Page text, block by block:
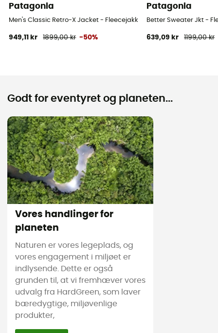
Patagonia
Men's Classic Retro-X Jacket - Fleecejakke - Herrer
949,11 kr 1899,00 kr -50%
Patagonia
Better Sweater Jkt -
639,09 kr 1199,00 kr
Godt for eventyret og planeten...
Vores handlinger for
planeten
Naturen er vores legeplads, og
vores engagement i miljøet er
indlysende. Dette er også
grunden til, at vi fremhæver vores
udvalg fra HardGreen, som laver
bæredygtige, miljøvenlige
produkter,